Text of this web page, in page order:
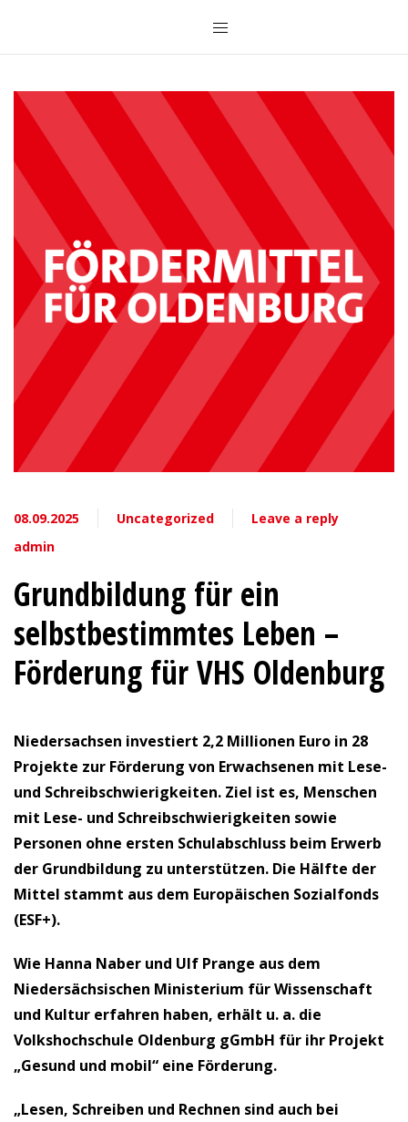
08.09.2025 Uncategorized
Leave a reply
admin
Grundbildung für ein
selbstbestimmtes Leben –
Förderung für VHS Oldenburg
Niedersachsen investiert 2,2 Millionen Euro in 28
Projekte zur Förderung von Erwachsenen mit Lese-
und Schreibschwierigkeiten. Ziel ist es, Menschen
mit Lese- und Schreibschwierigkeiten sowie
Personen ohne ersten Schulabschluss beim Erwerb
der Grundbildung zu unterstützen. Die Hälfte der
Mittel stammt aus dem Europäischen Sozialfonds
(ESF+).
Wie Hanna Naber und Ulf Prange aus dem
Niedersächsischen Ministerium für Wissenschaft
und Kultur erfahren haben, erhält u. a. die
Volkshochschule Oldenburg gGmbH für ihr Projekt
„Gesund und mobil“ eine Förderung.
„Lesen, Schreiben und Rechnen sind auch bei